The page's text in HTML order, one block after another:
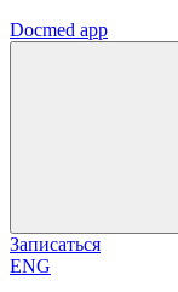
Docmed app
Записаться
ENG